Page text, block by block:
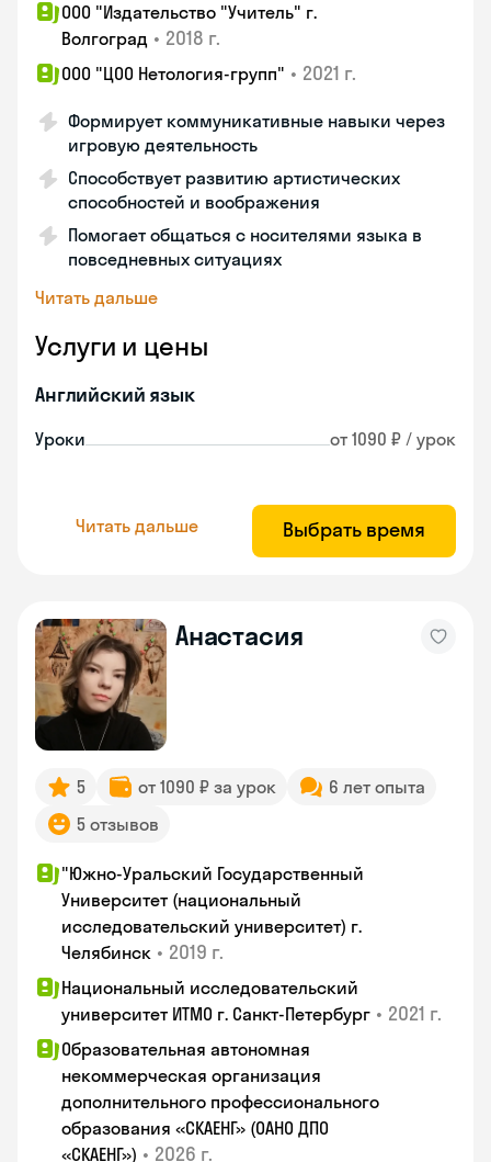
ООО "Издательство "Учитель" г.
Волгоград • 2018 г.
ООО "ЦОО Нетология-групп" • 2021 г.
Формирует коммуникативные навыки через
игровую деятельность
Способствует развитию артистических
способностей и воображения
Помогает общаться с носителями языка в
повседневных ситуациях
Читать дальше
Услуги и цены
Английский язык
Уроки от 1090 ₽ / урок
Читать дальше Выбрать время
Анастасия
5 от 1090 ₽ за урок
6 лет опыта
5 отзывов
"Южно-Уральский Государственный
Университет (национальный
исследовательский университет) г.
Челябинск • 2019 г.
Национальный исследовательский
университет ИТМО г. Санкт-Петербург • 2021 г.
Образовательная автономная
некоммерческая организация
дополнительного профессионального
образования «СКАЕНГ» (ОАНО ДПО
«СКАЕНГ») • 2026 г.